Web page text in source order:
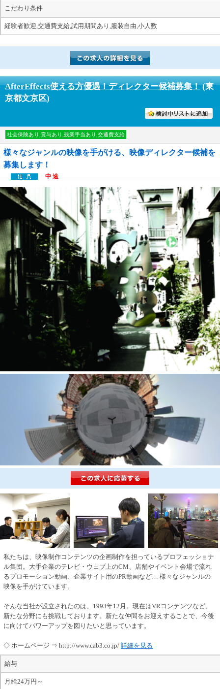
こだわり条件
経験者歓迎,交通費支給,試用期間あり,服装自由,小人数
AfterEffects使える方優遇！ディレクター候補募集！(東
京都文京区)
社会保険あり,賞与あり,残業手当あり,交通費支給
様々なジャンルの映像を手がける、映像ディレクター候補を
募集します！
中 途
私たちは、映像制作コンテンツの企画制作を担っているプロフェッショナ
ル集団。大手企業のテレビ・ウェブ上のCM、店舗やイベント会場で流れ
るプロモーション動画、企業サイト用のPR動画など… 様々なジャンルの
映像を手がけています。
そんな当社が設立されたのは、1993年12月。現在はVRコンテンツなど、
新たな分野にも挑戦しております。新たな仲間をお迎えすることで、今後
に向けてパワーアップを図りたいと思っています。
◇ ホームページ ⇒ http://www.cab3.co.jp/ 詳細を見る
給与
月給24万円～